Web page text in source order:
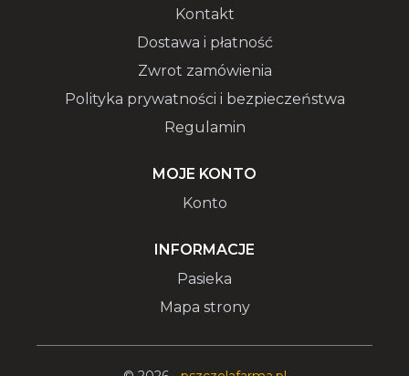
Kontakt
Dostawa i płatność
Zwrot zamówienia
Polityka prywatności i bezpieczeństwa
Regulamin
MOJE KONTO
Konto
INFORMACJE
Pasieka
Mapa strony